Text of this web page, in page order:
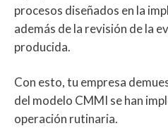
procesos diseñados en la
además de la revisión de la
producida.
Con esto, tu empresa
del modelo CMMI se han
operación rutinaria.